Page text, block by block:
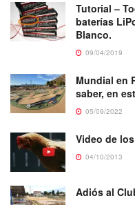
Tutorial –
baterías
Blanco.
09/04/2019
Mundial en
saber, en
05/09/2022
Video de
04/10/2013
Adiós al